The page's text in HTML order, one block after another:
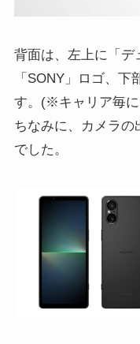
背面は、左上に「デ
「SONY」ロゴ、下
す。(※キャリア毎に
ちなみに、カメラの
でした。